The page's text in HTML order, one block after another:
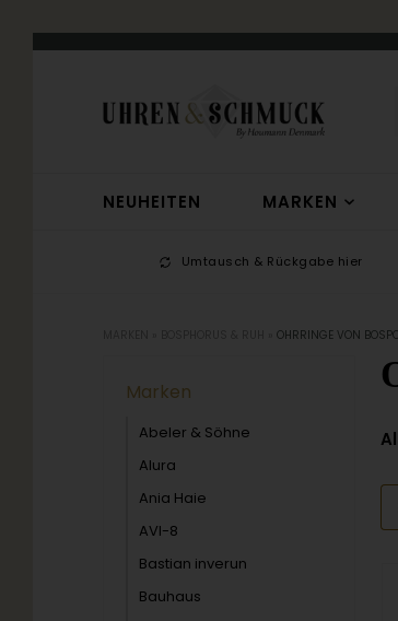
NEUHEITEN MARKEN
Umtausch & Rückgabe hier
»OHRRINGE VON
Marken
Abeler & Söhne
Alura
Ania Haie
AVI-8
Bastian inverun
Bauhaus